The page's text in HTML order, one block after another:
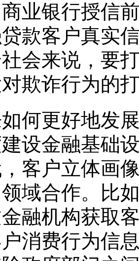
业银行授信
款客户真实
会来说，要
欺诈行为的
更好地发展
设金融基础
客户立体画
域合作。比
融机构获取
消费行为信